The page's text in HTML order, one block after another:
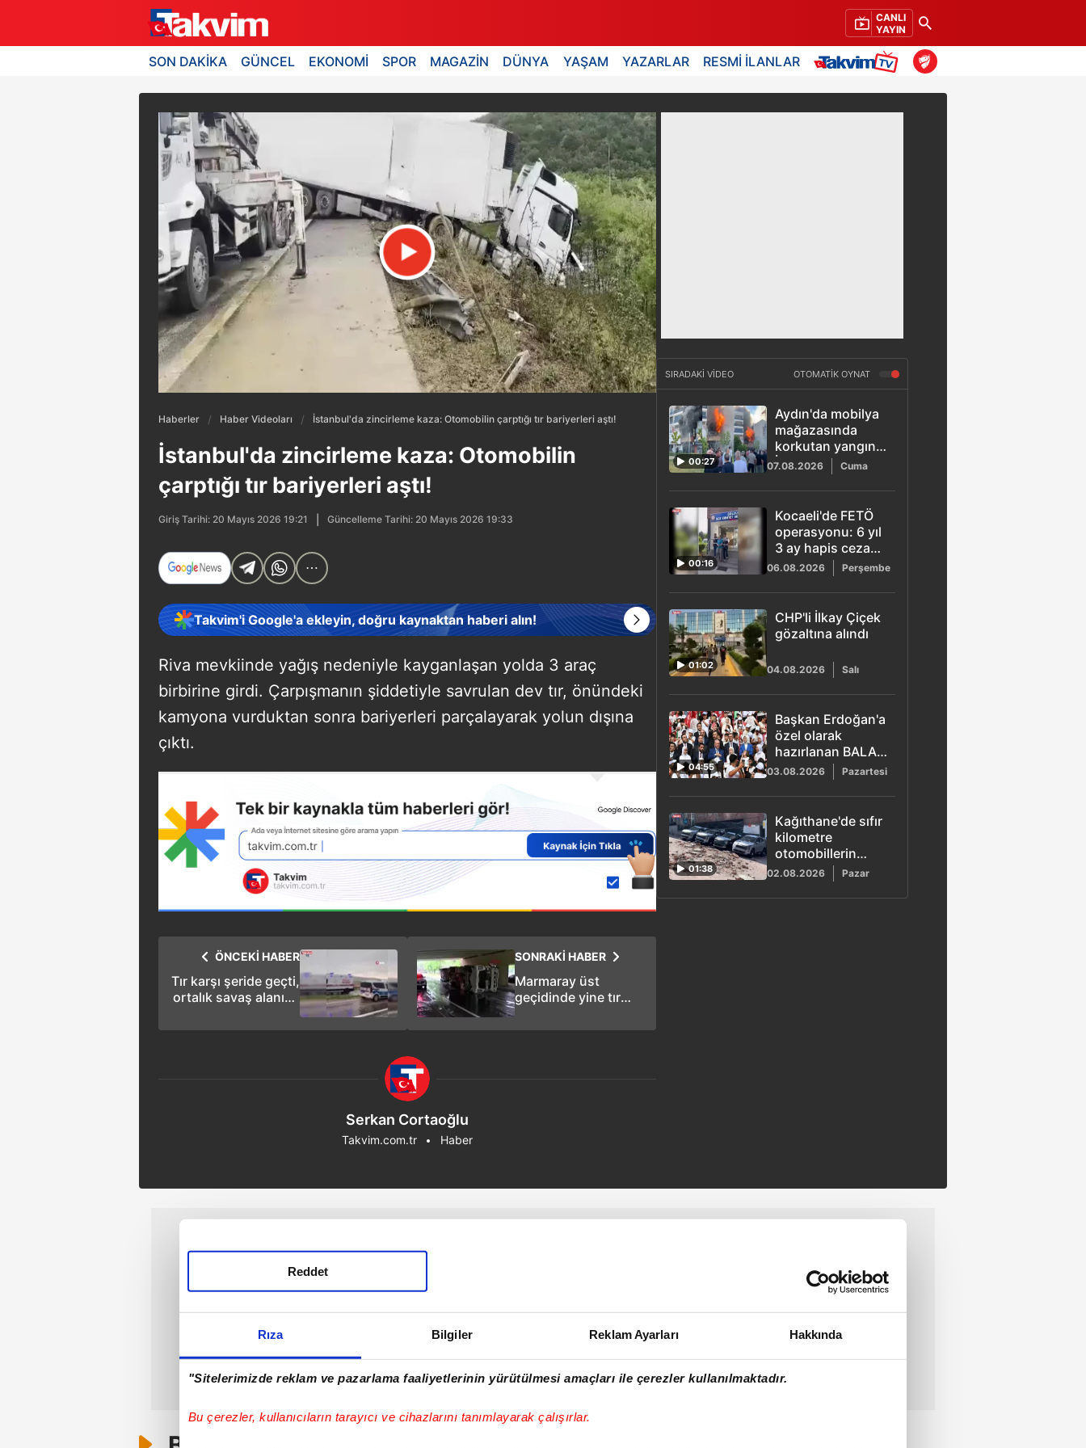
Rıza Bilgiler Reklam Ayarları Hakkında
"Sitelerimizde reklam ve pazarlama faaliyetlerinin yürütülmesi amaçları ile çerezler kullanılmaktadır.
Bu çerezler, kullanıcıların tarayıcı ve cihazlarını tanımlayarak çalışırlar.
Reddet
CANLI
YAYIN
SON DAKİKA GÜNCEL EKONOMİ SPOR MAGAZİN DÜNYA YAŞAM YAZARLAR RESMİ İLANLAR
Haberler Haber Videoları İstanbul'da zincirleme kaza: Otomobilin çarptığı tır bariyerleri aştı!
İstanbul'da zincirleme kaza: Otomobilin
çarptığı tır bariyerleri aştı!
Giriş Tarihi: 20 Mayıs 2026 19:21 Güncelleme Tarihi: 20 Mayıs 2026 19:33
Takvim'i Google'a ekleyin, doğru kaynaktan haberi alın!
Riva mevkiinde yağış nedeniyle kayganlaşan yolda 3 araç
birbirine girdi. Çarpışmanın şiddetiyle savrulan dev tır, önündeki
kamyona vurduktan sonra bariyerleri parçalayarak yolun dışına
çıktı.
SONRAKİ HABER
Marmaray üst
geçidinde yine tır
ortalığı savaş alanına
ÖNCEKİ HABER
Tır karşı şeride geçti,
ortalık savaş alanına
Serkan Cortaoğlu
Takvim.com.tr Haber
SIRADAKİ VİDEO OTOMATİK OYNAT
00:27
Aydın'da mobilya
mağazasında
korkutan yangın:
İtfaiye ekipleri 2
saatte kontrol
altına aldı
07.08.2026 Cuma
00:16
Kocaeli'de FETÖ
operasyonu: 6 yıl
3 ay hapis cezası
bulunan ihraç
kıdemli albay
yakalandı
06.08.2026 Perşembe
01:02
CHP'li İlkay Çiçek
gözaltına alındı
04.08.2026 Salı
04:55
Başkan Erdoğan'a
özel olarak
hazırlanan BALA
şarkısı yayımlandı
03.08.2026 Pazartesi
01:38
Kağıthane'de sıfır
kilometre
otomobillerin
üzerine duvar
02.08.2026 Pazar